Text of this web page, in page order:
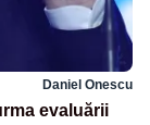
Daniel Onescu
evaluării